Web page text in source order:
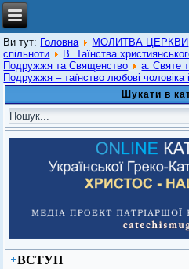
Ви тут: Головна МОЛИТВА ЦЕРКВИ
спільноти
В. Таїнства
Подружжя та Священство
а. Святе
Подружжя – таїнство любові чоловіка
Шукати в
ВСТУП